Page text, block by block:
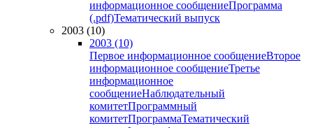
информационное сообщениеПрограмма
(.pdf)Тематический выпуск
2003 (10)
2003 (10)
Первое информационное сообщениеВторое
информационное сообщениеТретье
информационное
сообщениеНаблюдательный
комитетПрограммный
комитетПрограммаТематический